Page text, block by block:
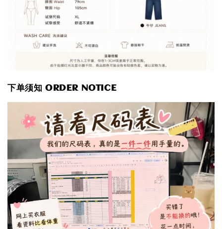
下单须知 ORDER NOTICE